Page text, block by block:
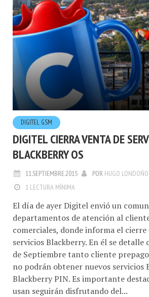
DIGITEL GSM
DIGITEL CIERRA VENTA DE
BLACKBERRY OS
11.SEPTIEMBRE.2015 POR HUGO LONDOÑO
1 LECTURA MÍNIMA
El día de ayer Digitel envió un
departamentos de atención al
comerciales, donde informa el cierre
servicios Blackberry. En él se detalle
de Septiembre tanto cliente
no podrán obtener nuevos servicios
Blackberry PIN. Es importante
usan seguirán disfrutando del...